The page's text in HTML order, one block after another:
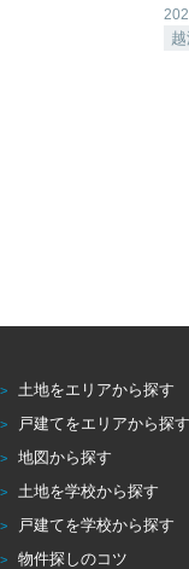
土地をエリアから探す
戸建てをエリアから探す
地図から探す
土地を学校から探す
戸建てを学校から探す
物件探しのコツ